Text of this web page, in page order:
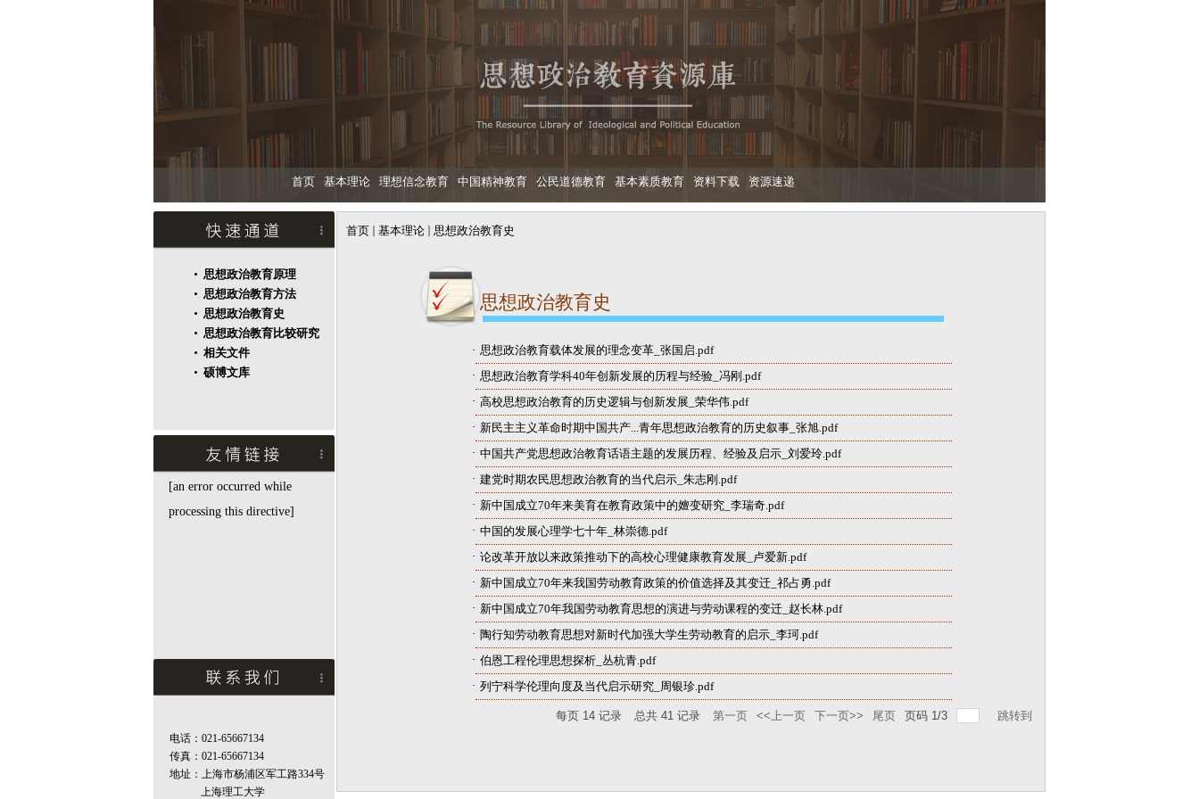
首页 基本理论 理想信念教育 中国精神教育 公民道德教育 基本素质教育 资料下载 资源速递
思想政治教育原理
思想政治教育方法
思想政治教育史
思想政治教育比较研究
相关文件
硕博文库
[an error occurred while
processing this directive]
电话：021-65667134
传真：021-65667134
地址：上海市杨浦区军工路334号
上海理工大学
首页 基本理论 思想政治教育史
思想政治教育史
· 思想政治教育载体发展的理念变革_张国启.pdf​
· 思想政治教育学科40年创新发展的历程与经验_冯刚.pdf​
· 高校思想政治教育的历史逻辑与创新发展_荣华伟.pdf​
· 新民主主义革命时期中国共产...青年思想政治教育的历史叙事_张旭.pdf​
· 中国共产党思想政治教育话语主题的发展历程、经验及启示_刘爱玲.pdf​
· 建党时期农民思想政治教育的当代启示_朱志刚.pdf​
· 新中国成立70年来美育在教育政策中的嬗变研究_李瑞奇.pdf
· 中国的发展心理学七十年_林崇德.pdf
· 论改革开放以来政策推动下的高校心理健康教育发展_卢爱新.pdf
· 新中国成立70年来我国劳动教育政策的价值选择及其变迁_祁占勇.pdf
· 新中国成立70年我国劳动教育思想的演进与劳动课程的变迁_赵长林.pdf
· 陶行知劳动教育思想对新时代加强大学生劳动教育的启示_李珂.pdf
· 伯恩工程伦理思想探析_丛杭青.pdf
· 列宁科学伦理向度及当代启示研究_周银珍.pdf
每页 14 记录 总共 41 记录 第一页 <<上一页 下一页>> 尾页 页码 1/3 跳转到